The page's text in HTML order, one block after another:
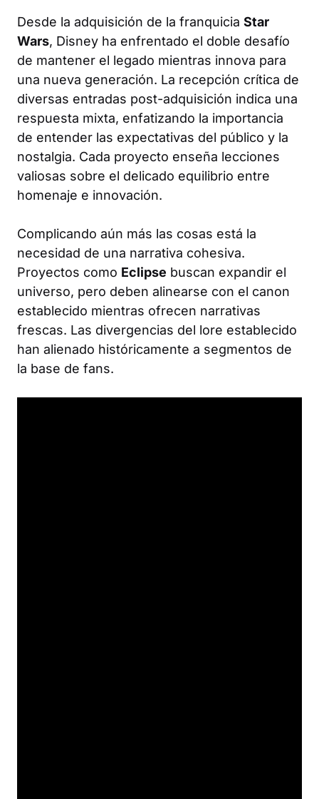
Desde la adquisición de la franquicia Star
Wars, Disney ha enfrentado el doble desafío
de mantener el legado mientras innova para
una nueva generación. La recepción crítica de
diversas entradas post-adquisición indica una
respuesta mixta, enfatizando la importancia
de entender las expectativas del público y la
nostalgia. Cada proyecto enseña lecciones
valiosas sobre el delicado equilibrio entre
homenaje e innovación.
Complicando aún más las cosas está la
necesidad de una narrativa cohesiva.
Proyectos como Eclipse buscan expandir el
universo, pero deben alinearse con el canon
establecido mientras ofrecen narrativas
frescas. Las divergencias del lore establecido
han alienado históricamente a segmentos de
la base de fans.